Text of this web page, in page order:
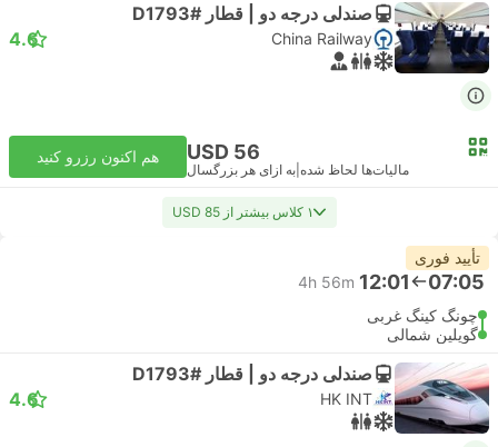
صندلی درجه دو | قطار #D1793
China Railway
4.6
USD 56
مالیات‌ها لحاظ شده به ازای هر بزرگسال
هم اکنون رزرو کنید
۱ کلاس بیشتر از USD 85
تأیید فوری
07:05
12:01
4h 56m
چونگ کینگ غربی
گویلین شمالی
صندلی درجه دو | قطار #D1793
HK INT
4.6